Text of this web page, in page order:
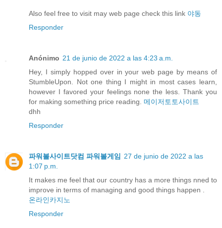
Also feel free to visit may web page check this link 야동
Responder
Anónimo 21 de junio de 2022 a las 4:23 a.m.
Hey, I simply hopped over in your web page by means of
StumbleUpon. Not one thing I might in most cases learn,
however I favored your feelings none the less. Thank you
for making something price reading. 메이저토토사이트
dhh
Responder
파워볼사이트닷컴 파워볼게임
27 de junio de 2022 a las
1:07 p.m.
It makes me feel that our country has a more things nned to
improve in terms of managing and good things happen .
온라인카지노
Responder